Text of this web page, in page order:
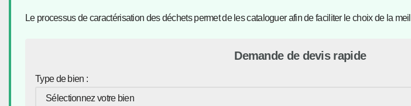
Le processus de caractérisation des déchets permet de les cataloguer afin de faciliter le choix de la
Demande de devis rapide
Type de bien :